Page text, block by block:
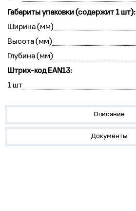
Габариты упаковки (содержит 1 шт):
Ширина (мм)
Высота (мм)
Глубина (мм)
Штрих-код EAN13:
1 шт
Описание
Документы